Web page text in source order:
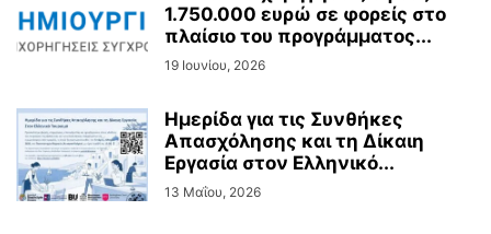
1.750.000 ευρώ σε φορείς στο
πλαίσιο του προγράμματος...
19 Ιουνίου, 2026
Ημερίδα για τις Συνθήκες
Απασχόλησης και τη Δίκαιη
Εργασία στον Ελληνικό...
13 Μαΐου, 2026